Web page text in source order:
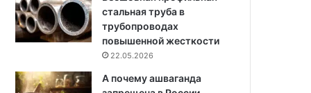
стальная труба в
трубопроводах
повышенной жесткости
22.05.2026
А почему ашваганда